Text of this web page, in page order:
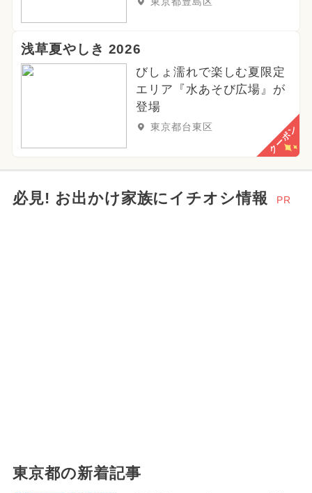
浅草夏やしき 2026
びしょ濡れで楽しむ夏限定
エリア『水あそび広場』が
登場
東京都台東区 クーポン
必見! お出かけ家族にイチオシ情報 PR
東京都の新着記事